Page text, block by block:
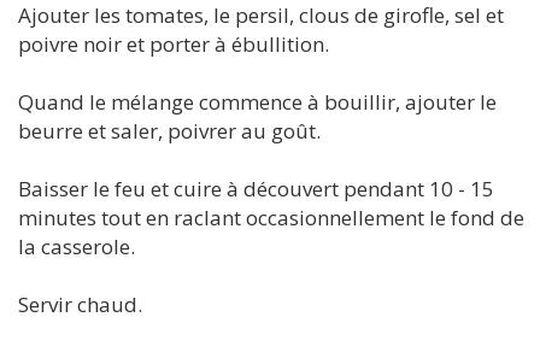
Ajouter les tomates, le persil, clous de girofle, sel et
poivre noir et porter à ébullition.
Quand le mélange commence à bouillir, ajouter le
beurre et saler, poivrer au goût.
Baisser le feu et cuire à découvert pendant 10 - 15
minutes tout en raclant occasionnellement le fond de
la casserole.
Servir chaud.